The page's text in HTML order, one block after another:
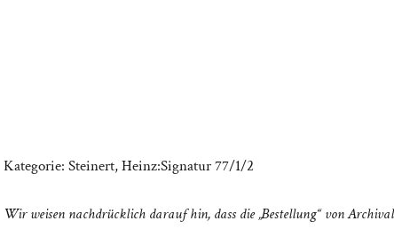
Kategorie: Steinert, Heinz:Signatur 77/1/2
Wir weisen nachdrücklich darauf hin, dass die „Bestellung“ von